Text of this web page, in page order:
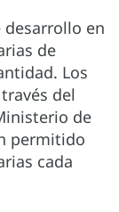
en
de
Los
del
de
permitido
cada